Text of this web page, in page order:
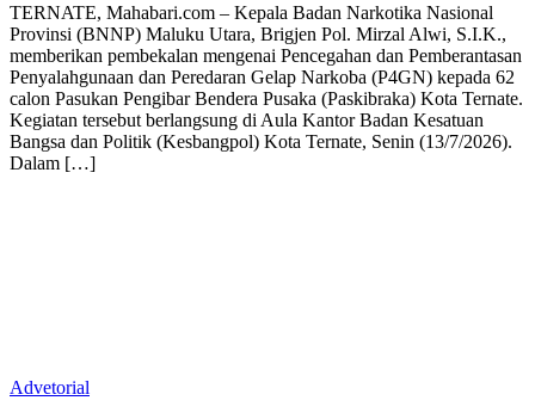
TERNATE, Mahabari.com – Kepala Badan Narkotika Nasional
Provinsi (BNNP) Maluku Utara, Brigjen Pol. Mirzal Alwi, S.I.K.,
memberikan pembekalan mengenai Pencegahan dan Pemberantasan
Penyalahgunaan dan Peredaran Gelap Narkoba (P4GN) kepada 62
calon Pasukan Pengibar Bendera Pusaka (Paskibraka) Kota Ternate.
Kegiatan tersebut berlangsung di Aula Kantor Badan Kesatuan
Bangsa dan Politik (Kesbangpol) Kota Ternate, Senin (13/7/2026).
Dalam […]
Advetorial